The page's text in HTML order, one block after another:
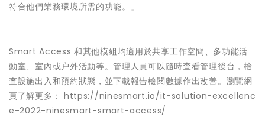
符合他們業務環境所需的功能。」
Smart Access 和其他模組均適用於共享工作空間、多功能活
動室、室內或户外活動等。管理人員可以隨時查看管理後台，檢
查設施出入和預約狀態，並下載報告檢閱數據作出改善。瀏覽網
頁了解更多： https://ninesmart.io/it-solution-excellenc
e-2022-ninesmart-smart-access/